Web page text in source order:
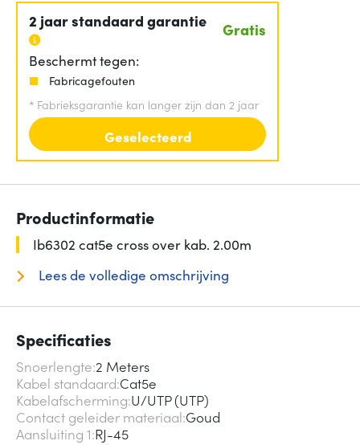
2 jaar standaard garantie Gratis
Beschermt tegen:
Fabricagefouten
* Fabrieksgarantie kan langer zijn dan 2 jaar
Geselecteerd
Productinformatie
Ib6302 cat5e cross over kab. 2.00m
Lees de volledige omschrijving
Specificaties
Snoerlengte 2 Meters
Kabel standaard Cat5e
Kabelafscherming U/UTP (UTP)
Contact geleider materiaal Goud
Aansluiting 1 RJ-45